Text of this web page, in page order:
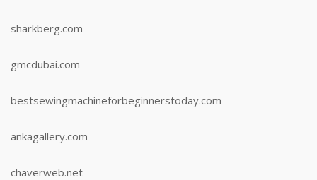
sharkberg.com
gmcdubai.com
bestsewingmachineforbeginnerstoday.com
ankagallery.com
chaverweb.net